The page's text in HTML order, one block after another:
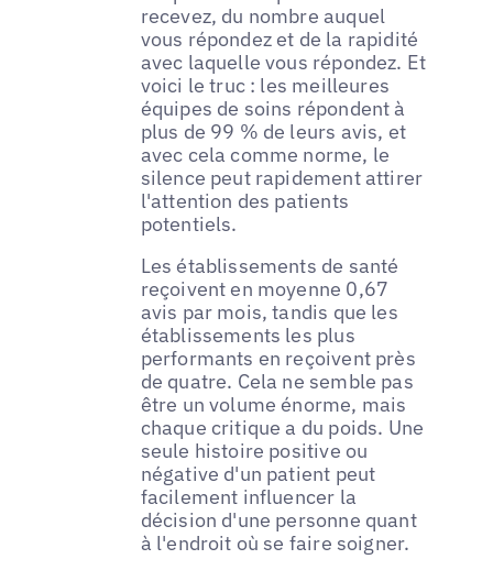
recevez, du nombre auquel
vous répondez et de la rapidité
avec laquelle vous répondez. Et
voici le truc : les meilleures
équipes de soins répondent à
plus de 99 % de leurs avis, et
avec cela comme norme, le
silence peut rapidement attirer
l'attention des patients
potentiels.
Les établissements de santé
reçoivent en moyenne 0,67
avis par mois, tandis que les
établissements les plus
performants en reçoivent près
de quatre. Cela ne semble pas
être un volume énorme, mais
chaque critique a du poids. Une
seule histoire positive ou
négative d'un patient peut
facilement influencer la
décision d'une personne quant
à l'endroit où se faire soigner.